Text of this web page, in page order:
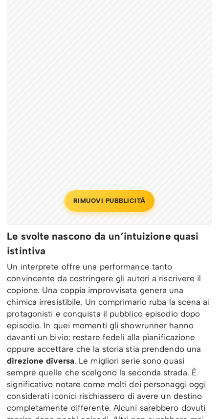
RIMUOVI PUBBLICITÀ
Le svolte nascono da un’intuizione quasi
istintiva
Un interprete offre una performance tanto
convincente da costringere gli autori a riscrivere il
copione. Una coppia improvvisata genera una
chimica irresistibile. Un comprimario ruba la scena ai
protagonisti e conquista il pubblico episodio dopo
episodio. In quei momenti gli showrunner hanno
davanti un bivio: restare fedeli alla pianificazione
oppure accettare che la storia stia prendendo una
direzione diversa. Le migliori serie sono quasi
sempre quelle che scelgono la seconda strada. È
significativo notare come molti dei personaggi oggi
considerati iconici rischiassero di avere un destino
completamente differente. Alcuni sarebbero dovuti